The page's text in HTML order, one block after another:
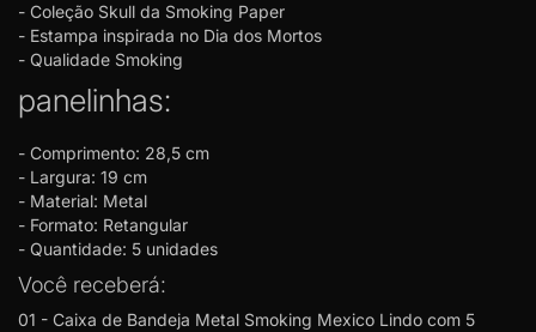
- Coleção Skull da Smoking Paper
- Estampa inspirada no Dia dos Mortos
- Qualidade Smoking
panelinhas:
- Comprimento: 28,5 cm
- Largura: 19 cm
- Material: Metal
- Formato: Retangular
- Quantidade: 5 unidades
Você receberá:
01 - Caixa de Bandeja Metal Smoking Mexico Lindo com 5